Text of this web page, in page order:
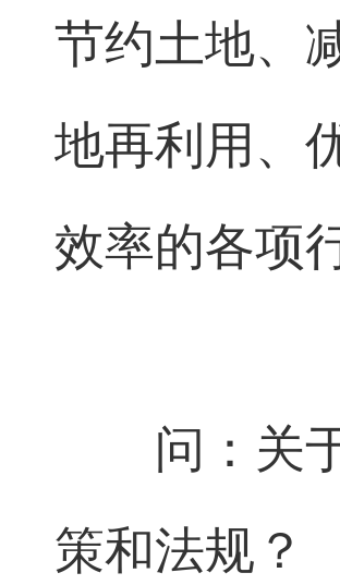
节约土地、
地再利用、
效率的各项
问：关
策和法规？